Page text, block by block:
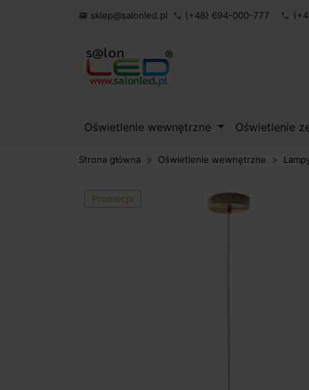
 sklep@salonled.pl phone (+48) 694-000-777 phone
Oświetlenie wewnętrzne Oświetlenie
Strona główna Oświetlenie wewnętrzne
Promocja